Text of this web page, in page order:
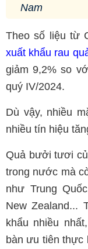
Nam
Theo số liệu từ
xuất khẩu rau
giảm 9,2% so
quý IV/2024.
Dù vậy, nhiều
nhiều tín hiệu
Quả bưởi tươi
trong nước mà
như Trung
New Zealand...
khẩu nhiều
bàn ưu tiên thực